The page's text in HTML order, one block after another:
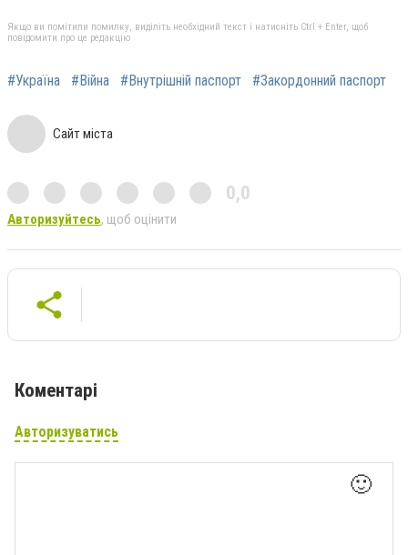
Якщо ви помітили помилку, виділіть необхідний текст і натисніть Ctrl + Enter, щоб
повідомити про це редакцію
#Україна #Війна #Внутрішній паспорт #Закордонний паспорт
Сайт міста
0,0
Авторизуйтесь, щоб оцінити
Коментарі
Авторизуватись
🙂